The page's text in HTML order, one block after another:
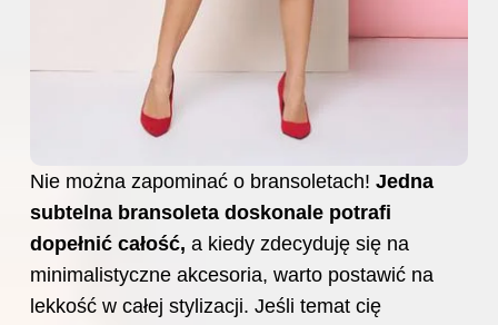
Nie można zapominać o bransoletach! Jedna
subtelna bransoleta doskonale potrafi
dopełnić całość, a kiedy zdecyduję się na
minimalistyczne akcesoria, warto postawić na
lekkość w całej stylizacji. Jeśli temat cię